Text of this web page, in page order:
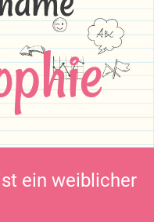
ein weiblicher